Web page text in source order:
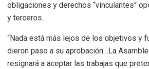
obligaciones y derechos “vinculantes”
y terceros.
“Nada está más lejos de los objetivos y
dieron paso a su aprobación…La
resignará a aceptar las trabajas que